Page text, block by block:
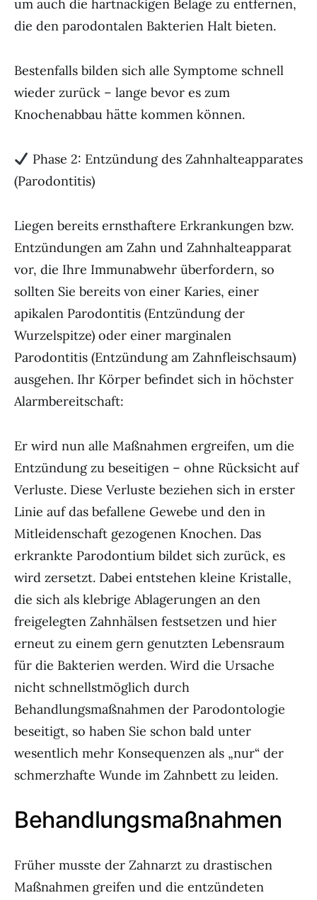
um auch die hartnäckigen Beläge zu entfernen,
die den parodontalen Bakterien Halt bieten.
Bestenfalls bilden sich alle Symptome schnell
wieder zurück – lange bevor es zum
Knochenabbau hätte kommen können.
Phase 2: Entzündung des Zahnhalteapparates
(Parodontitis)
Liegen bereits ernsthaftere Erkrankungen bzw.
Entzündungen am Zahn und Zahnhalteapparat
vor, die Ihre Immunabwehr überfordern, so
sollten Sie bereits von einer Karies, einer
apikalen Parodontitis (Entzündung der
Wurzelspitze) oder einer marginalen
Parodontitis (Entzündung am Zahnfleischsaum)
ausgehen. Ihr Körper befindet sich in höchster
Alarmbereitschaft:
Er wird nun alle Maßnahmen ergreifen, um die
Entzündung zu beseitigen – ohne Rücksicht auf
Verluste. Diese Verluste beziehen sich in erster
Linie auf das befallene Gewebe und den in
Mitleidenschaft gezogenen Knochen. Das
erkrankte Parodontium bildet sich zurück, es
wird zersetzt. Dabei entstehen kleine Kristalle,
die sich als klebrige Ablagerungen an den
freigelegten Zahnhälsen festsetzen und hier
erneut zu einem gern genutzten Lebensraum
für die Bakterien werden. Wird die Ursache
nicht schnellstmöglich durch
Behandlungsmaßnahmen der Parodontologie
beseitigt, so haben Sie schon bald unter
wesentlich mehr Konsequenzen als „nur“ der
schmerzhafte Wunde im Zahnbett zu leiden.
Behandlungsmaßnahmen
Früher musste der Zahnarzt zu drastischen
Maßnahmen greifen und die entzündeten